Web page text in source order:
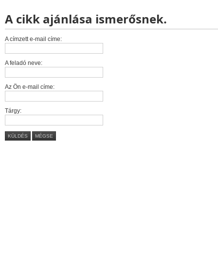
A cikk ajánlása ismerősnek.
A címzett e-mail címe:
A feladó neve:
Az Ön e-mail címe:
Tárgy:
KÜLDÉS MÉGSE